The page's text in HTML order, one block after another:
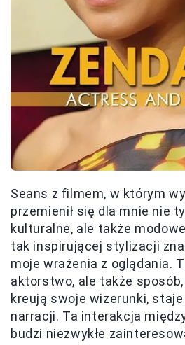
Seans z filmem, w którym
przemienił się dla mnie nie
kulturalne, ale także
tak inspirującej stylizacji
moje wrażenia z oglądania.
aktorstwo, ale także
kreują swoje wizerunki,
narracji. Ta interakcja
budzi niezwykłe